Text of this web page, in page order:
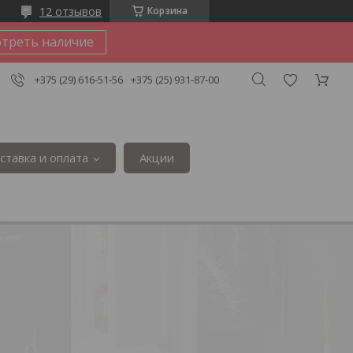
Корзина
12 отзывов
наличие
+375 (29) 616-51-56 +375 (25) 931-87-00
и оплата Акции